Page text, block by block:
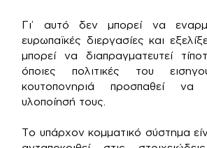
Γι’ αυτό δεν μπορεί να
ευρωπαϊκές διεργασίες και
μπορεί να διαπραγματευτεί
όποιες πολιτικές του
κουτοπονηριά προσπαθεί να
υλοποίησή τους.
Το υπάρχον κομματικό σύστημα